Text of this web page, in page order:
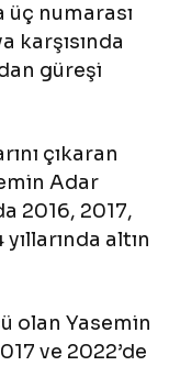
numarası
karşısında
güreşi
çıkaran
Adar
2016, 2017,
altın
olan Yasemin
ve 2022’de